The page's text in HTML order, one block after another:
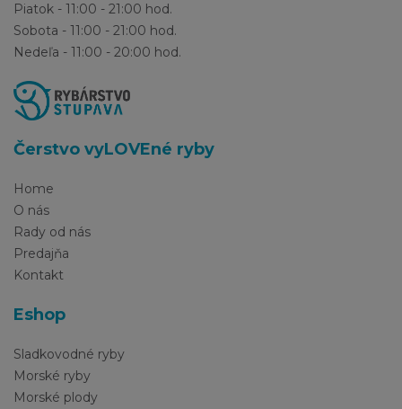
Piatok - 11:00 - 21:00 hod.
Sobota - 11:00 - 21:00 hod.
Nedeľa - 11:00 - 20:00 hod.
Čerstvo vyLOVEné ryby
Home
O nás
Rady od nás
Predajňa
Kontakt
Eshop
Sladkovodné ryby
Morské ryby
Morské plody